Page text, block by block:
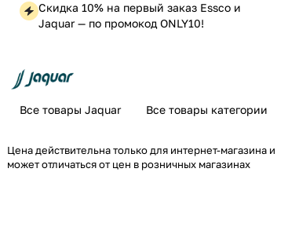
Скидка 10% на первый заказ Essco и
Jaquar — по промокод ONLY10!
Все товары Jaquar Все товары категории
Цена действительна только для интернет-магазина и
может отличаться от цен в розничных магазинах